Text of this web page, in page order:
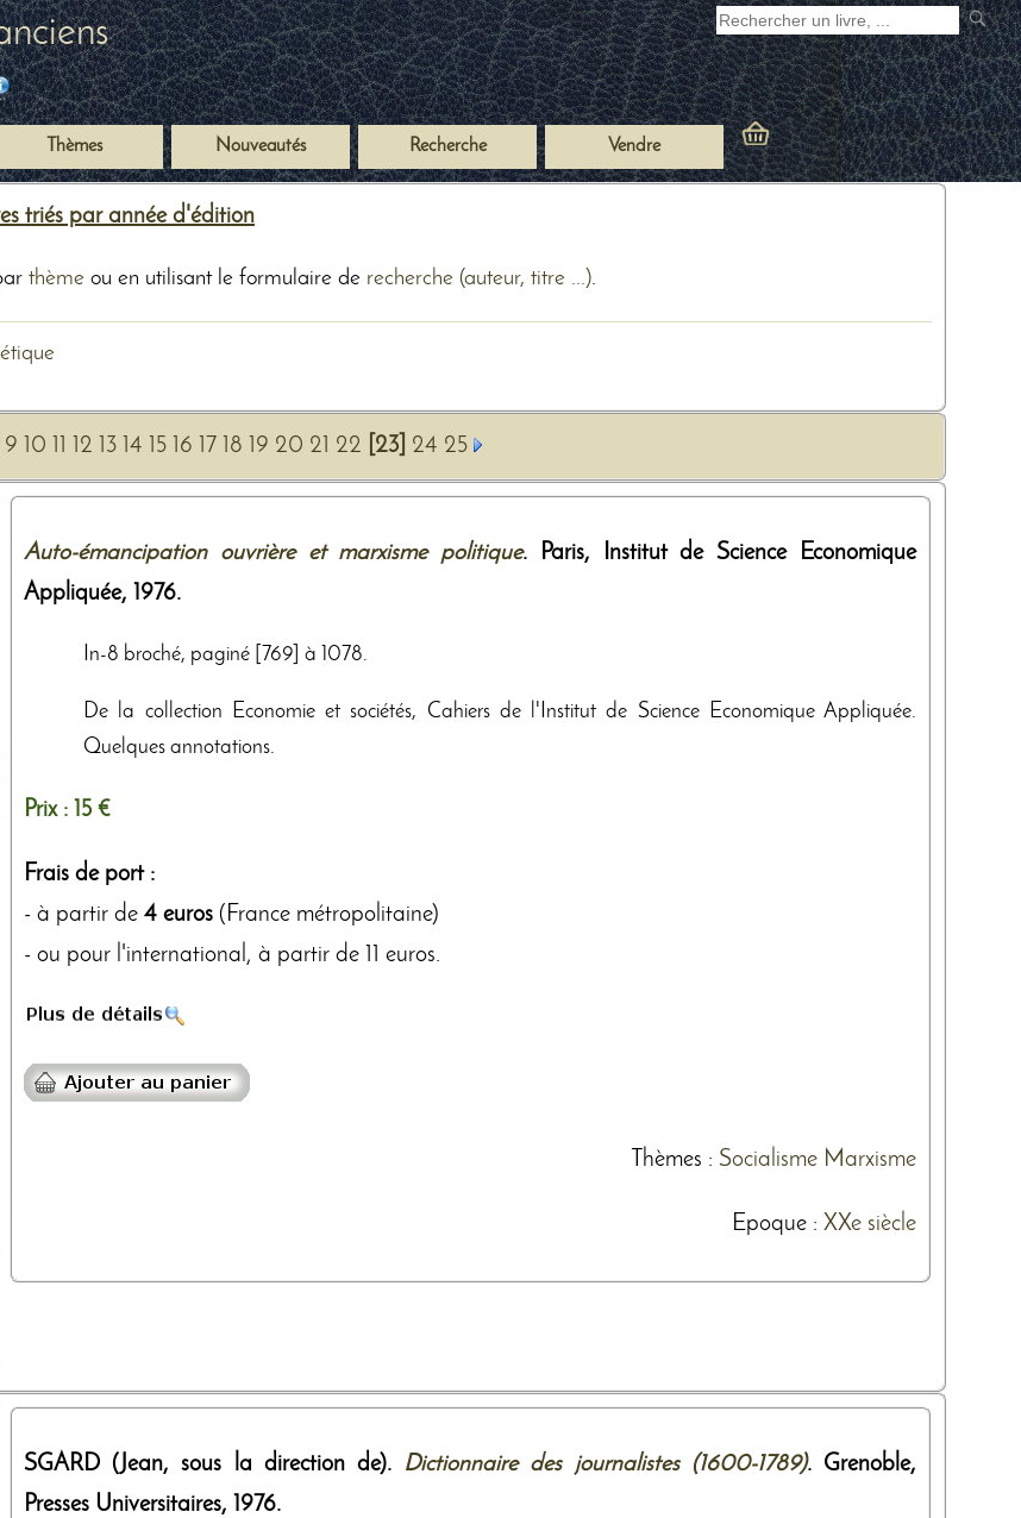
Thèmes Nouveautés Recherche Vendre
triés par année d'édition
thème ou en utilisant le formulaire de recherche (auteur, titre ...).
9 10 12 13 14 15 16 17 18 19 20 21 22 [23] 24 25
Auto-émancipation ouvrière et marxisme politique. Paris,
Institut de Science Economique
Appliquée, 1976.
In-8 broché, paginé [769] à 1078.
De la collection Economie et sociétés, Cahiers de l'Institut de Science Economique Appliquée.
Quelques annotations.
Prix : 15 €
Frais de port :
- à partir de 4 euros (France métropolitaine)
- ou pour l'international, à partir de 11 euros.
Thèmes : Socialisme Marxisme
Epoque : XXe siècle
SGARD (Jean, sous la direction de). Dictionnaire des journalistes (1600-1789). Grenoble,
Presses Universitaires, 1976.